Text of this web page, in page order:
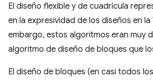
El diseño flexible y de cuadrícula
en la expresividad de los diseños en la
embargo, estos algoritmos eran muy
algoritmo de diseño de bloques que
El diseño de bloques (en casi todos